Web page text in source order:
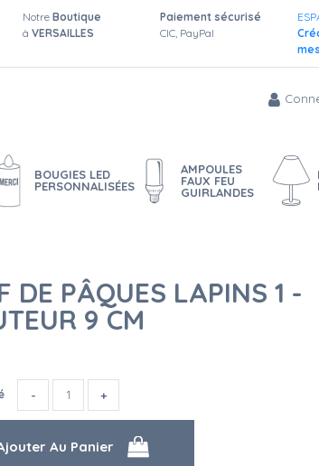
Notre Boutique
à VERSAILLES
Paiement sécurisé
CIC, PayPal
BOUGIES LED
PERSONNALISÉES
AMPOULES
FAUX FEU
GUIRLANDES
DE PÂQUES LAPINS 1 -
9 CM